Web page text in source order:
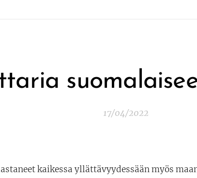
17/04/2022
kaikessa yllättävyydessään myös